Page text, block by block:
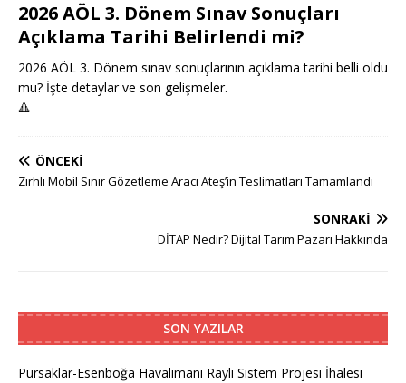
2026 AÖL 3. Dönem Sınav Sonuçları
Açıklama Tarihi Belirlendi mi?
2026 AÖL 3. Dönem sınav sonuçlarının açıklama tarihi belli oldu
mu? İşte detaylar ve son gelişmeler.
🔺
ÖNCEKI
Zırhlı Mobil Sınır Gözetleme Aracı Ateş’in Teslimatları Tamamlandı
SONRAKI
DİTAP Nedir? Dijital Tarım Pazarı Hakkında
SON YAZILAR
Pursaklar-Esenboğa Havalimanı Raylı Sistem Projesi İhalesi